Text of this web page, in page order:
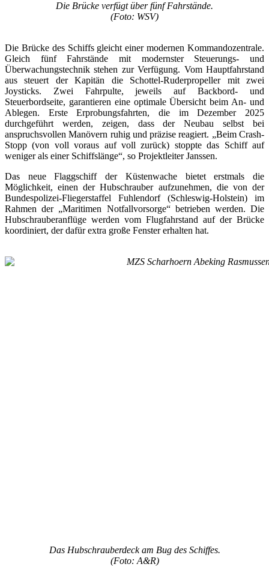
Die Brücke verfügt über fünf Fahrstände.
(Foto: WSV)
Die Brücke des Schiffs gleicht einer modernen Kommandozentrale.
Gleich fünf Fahrstände mit modernster Steuerungs- und
Überwachungstechnik stehen zur Verfügung. Vom Hauptfahrstand
aus steuert der Kapitän die Schottel-Ruderpropeller mit zwei
Joysticks. Zwei Fahrpulte, jeweils auf Backbord- und
Steuerbordseite, garantieren eine optimale Übersicht beim An- und
Ablegen. Erste Erprobungsfahrten, die im Dezember 2025
durchgeführt werden, zeigen, dass der Neubau selbst bei
anspruchsvollen Manövern ruhig und präzise reagiert. „Beim Crash-
Stopp (von voll voraus auf voll zurück) stoppte das Schiff auf
weniger als einer Schiffslänge“, so Projektleiter Janssen.
Das neue Flaggschiff der Küstenwache bietet erstmals die
Möglichkeit, einen der Hubschrauber aufzunehmen, die von der
Bundespolizei-Fliegerstaffel Fuhlendorf (Schleswig-Holstein) im
Rahmen der „Maritimen Notfallvorsorge“ betrieben werden. Die
Hubschrauberanflüge werden vom Flugfahrstand auf der Brücke
koordiniert, der dafür extra große Fenster erhalten hat.
Das Hubschrauberdeck am Bug des Schiffes.
(Foto: A&R)